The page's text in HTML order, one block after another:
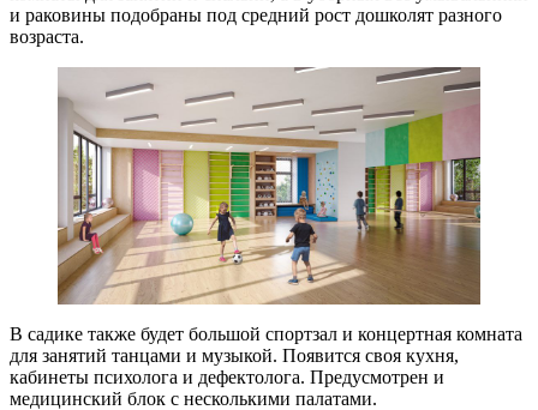
и раковины подобраны под средний рост дошколят разного
возраста.
В садике также будет большой спортзал и концертная комната
для занятий танцами и музыкой. Появится своя кухня,
кабинеты психолога и дефектолога. Предусмотрен и
медицинский блок с несколькими палатами.